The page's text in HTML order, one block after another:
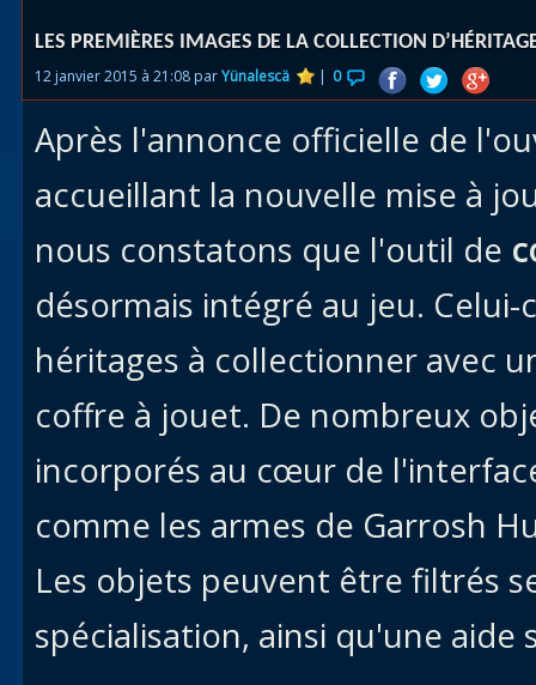
des îles
le vol
Uldum
Val
LES PREMIÈRES IMAGES DE LA COLLECTION
12 janvier 2015 à 21:08 parYünalescä | 0
Après l'annonce officielle de
accueillant la nouvelle mise à
nous constatons que l'outil de
désormais intégré au jeu.
héritages à collectionner avec
coffre à jouet. De nombreux
incorporés au cœur de
comme les armes de Garrosh
Les objets peuvent être filtrés
spécialisation, ainsi qu'une aide